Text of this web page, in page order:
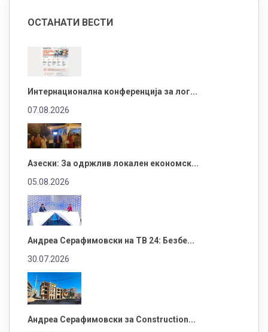
ОСТАНАТИ ВЕСТИ
Интернационална конференција за лог...
07.08.2026
Азески: За одржлив локален економск...
05.08.2026
Андреа Серафимовски на ТВ 24: Безбе...
30.07.2026
Андреа Серафимовски за Construction...